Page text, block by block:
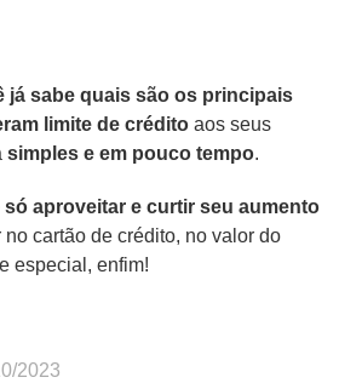
já sabe quais são os principais
limite de crédito aos seus
simples e em pouco tempo.
só aproveitar e curtir seu aumento
no cartão de crédito, no valor do
especial, enfim!
2023